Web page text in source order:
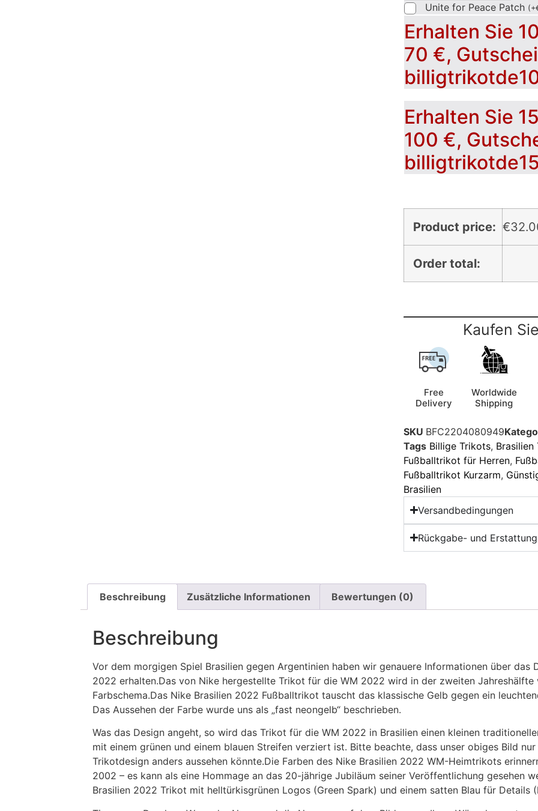
Unite for Peace Patch (+
Erhalten Sie
70 €,
Erhalten Sie
100 €,
billigtrikotde15
Product price: €
Order total:
Kaufen
Free
Delivery
Worldwide
Shipping
SKU BFC2204080949
Tags Billige Trikots, Brasilien
Fußballtrikot für Herren,
Fußballtrikot Kurzarm,
Brasilien
Versandbedingungen
Rückgabe- und
Beschreibung Zusätzliche Informationen Bewertungen (0)
Beschreibung
Vor dem morgigen Spiel Brasilien gegen Argentinien haben wir genauere Informationen über das
2022 erhalten.Das von Nike hergestellte Trikot für die WM 2022 wird in der zweiten Jahreshälfte
Farbschema.Das Nike Brasilien 2022 Fußballtrikot tauscht das klassische Gelb gegen ein
Das Aussehen der Farbe wurde uns als „fast neongelb“ beschrieben.
Was das Design angeht, so wird das Trikot für die WM 2022 in Brasilien einen kleinen
mit einem grünen und einem blauen Streifen verziert ist. Bitte beachte, dass unser obiges Bild
Trikotdesign anders aussehen könnte.Die Farben des Nike Brasilien 2022 WM-Heimtrikots
2002 – es kann als eine Hommage an das 20-jährige Jubiläum seiner Veröffentlichung gesehen
Brasilien 2022 Trikot mit helltürkisgrünen Logos (Green Spark) und einem satten Blau für Details